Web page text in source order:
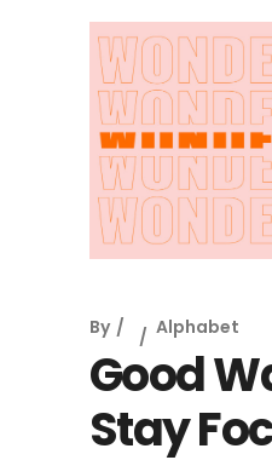
By Alphabet
Good
Stay